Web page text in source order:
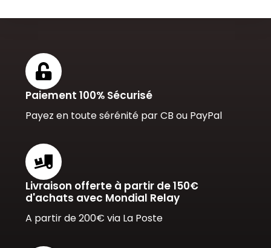
Paiement 100% Sécurisé
Payez en toute sérénité par CB ou PayPal
Livraison offerte à partir de 150€
d'achats avec Mondial Relay
A partir de 200€ via La Poste